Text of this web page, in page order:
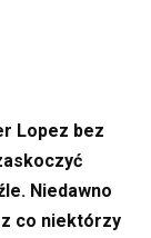
Lopez bez
Niedawno
co niektórzy